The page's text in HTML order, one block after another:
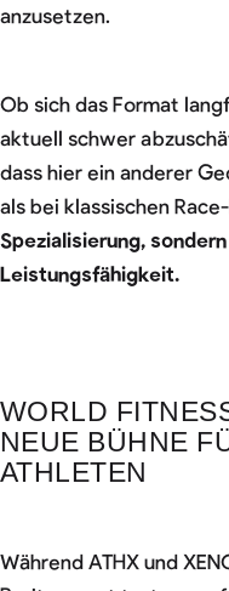
anzusetzen.
Ob sich das Format
aktuell schwer
dass hier ein anderer
als bei klassischen
Spezialisierung,
Leistungsfähigkeit.
WORLD
NEUE BÜHNE
ATHLETEN
Während ATHX und